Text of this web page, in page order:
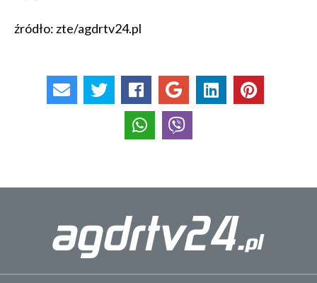
źródło: zte/agdrtv24.pl